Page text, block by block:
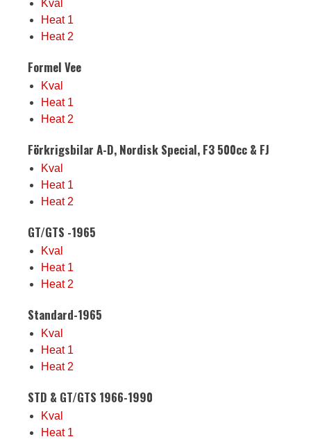
Kval
Heat 1
Heat 2
Formel Vee
Kval
Heat 1
Heat 2
Förkrigsbilar A-D, Nordisk Special, F3 500cc & FJ
Kval
Heat 1
Heat 2
GT/GTS -1965
Kval
Heat 1
Heat 2
Standard-1965
Kval
Heat 1
Heat 2
STD & GT/GTS 1966-1990
Kval
Heat 1